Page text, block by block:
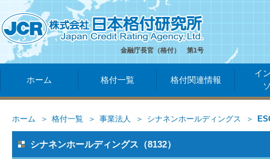
金融庁長官（格付） 第1号
ホーム 格付一覧 格付関連情報
イ
ホーム 格付一覧 事業法人 シナネンホールディングス
シナネンホールディングス（8132）